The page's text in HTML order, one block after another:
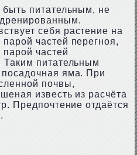
быть питательным, не
себя растение на
частей перегноя,
частей
Таким питательным
посадочная яма. При
почвы,
известь из расчёта
Предпочтение отдаётся